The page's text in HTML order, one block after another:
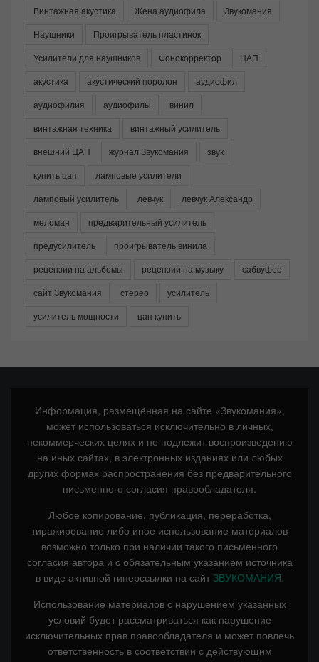
Винтажная акустика
Жена аудиофила
Звукомания
Наушники
Проигрыватель пластинок
Усилители для наушников
Фонокорректор
ЦАП
акустика
акустический поролон
аудиофил
аудиофилия
аудиофилы
винил
винтажная техника
винтажный усилитель
внешний ЦАП
журнал Звукомания
звук
купить цап
ламповые усилители
ламповый усилитель
левчук
левчук Александр
меломан
предварительный усилитель
предусилитель
проигрыватель винила
рецензии на альбомы
рецензии на музыку
сабвуфер
сайт Звукомания
стерео
усилитель
усилитель мощности
цап купить
Информация, размещённая на сайте «Звукомания»,
может использоваться исключительно в личных,
некоммерческих целях и не подлежит воспроизведению
на иных сайтах, в электронных изданиях или любых
других формах распространения без предварительного
письменного согласия правообладателя.
Любое копирование, публикация, переработка,
тиражирование либо иное использование материалов
возможно только при наличии такого письменного
согласия автора и с обязательным указанием источника
в виде активной гиперссылки на сайт ЗВУКОМАНИЯ.
Использование материалов с нарушением указанных
условий будет рассматриваться как нарушение
исключительных прав правообладателя и может повлечь
ответственность в соответствии с действующим